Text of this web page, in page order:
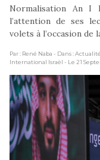
Normalisation An I
l’attention de ses
volets à l’occasion de
Par : René Naba - Dans :
International Israël - Le 21